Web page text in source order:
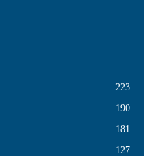
223
190
181
127